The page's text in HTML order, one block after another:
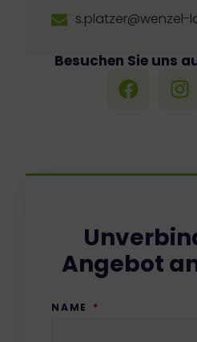
s.platzer@wenzel-
Besuchen Sie uns
Angebot
NAME